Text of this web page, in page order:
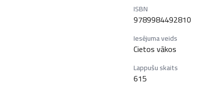
ISBN
9789984492810
Iesējuma veids
Cietos vākos
Lappušu skaits
615